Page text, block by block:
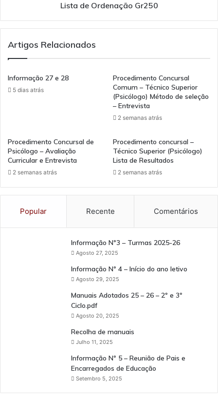
Lista de Ordenação Gr250
Artigos Relacionados
Informação 27 e 28
5 dias atrás
Procedimento Concursal
Comum – Técnico Superior
(Psicólogo) Método de seleção
– Entrevista
2 semanas atrás
Procedimento Concursal de
Psicólogo – Avaliação
Curricular e Entrevista
2 semanas atrás
Procedimento concursal –
Técnico Superior (Psicólogo)
Lista de Resultados
2 semanas atrás
Popular Recente Comentários
Informação Nº3 – Turmas 2025-26
Agosto 27, 2025
Informação Nº 4 – Início do ano letivo
Agosto 29, 2025
Manuais Adotados 25 – 26 – 2º e 3º
Ciclo.pdf
Agosto 20, 2025
Recolha de manuais
Julho 11, 2025
Informação Nº 5 – Reunião de Pais e
Encarregados de Educação
Setembro 5, 2025